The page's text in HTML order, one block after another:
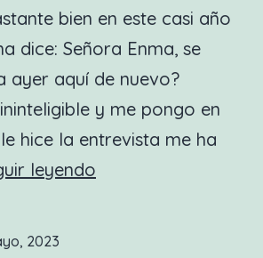
bien en este casi año
dice: Señora Enma, se
ayer aquí de nuevo?
y me pongo en
hice la entrevista me ha
leyendo
2023